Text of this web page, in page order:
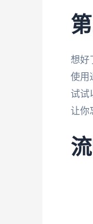
想好
使用
试试
让你